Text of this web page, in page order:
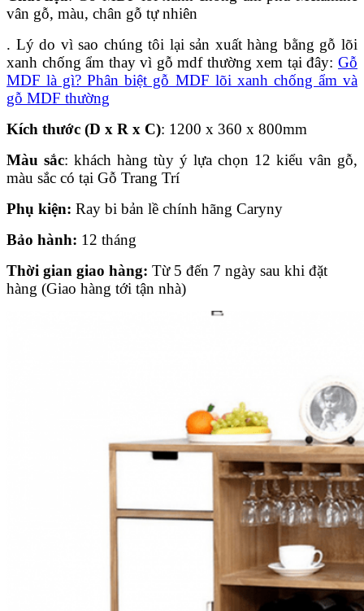
vân gỗ, màu, chân gỗ tự nhiên
. Lý do vì sao chúng tôi lại sản xuất hàng bằng gỗ lõi
xanh chống ẩm thay vì gỗ mdf thường xem tại đây: Gỗ
MDF là gì? Phân biệt gỗ MDF lõi xanh chống ẩm và
gỗ MDF thường
Kích thước (D x R x C): 1200 x 360 x 800mm
Màu sắc: khách hàng tùy ý lựa chọn 12 kiểu vân gỗ,
màu sắc có tại Gỗ Trang Trí
Phụ kiện: Ray bi bản lề chính hãng Caryny
Bảo hành: 12 tháng
Thời gian giao hàng: Từ 5 đến 7 ngày sau khi đặt
hàng (Giao hàng tới tận nhà)